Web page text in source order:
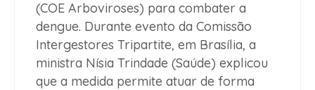
(COE Arboviroses) para combater a
dengue. Durante evento da Comissão
Intergestores Tripartite, em Brasília, a
ministra Nísia Trindade (Saúde) explicou
que a medida permite atuar de forma